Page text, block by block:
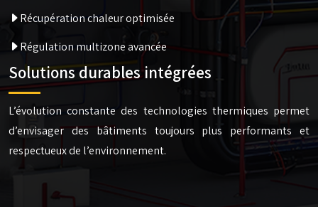
Récupération chaleur optimisée
Régulation multizone avancée
Solutions durables intégrées
L’évolution constante des technologies thermiques permet
d’envisager des bâtiments toujours plus performants et
respectueux de l’environnement.